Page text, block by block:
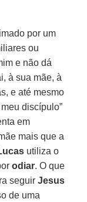
por um
ou
e não dá
à sua mãe, à
e até mesmo
discípulo”
em
mais que a
utiliza o
odiar. O que
seguirJesus
de uma